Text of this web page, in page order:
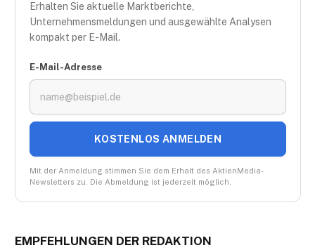
Erhalten Sie aktuelle Marktberichte,
Unternehmensmeldungen und ausgewählte Analysen
kompakt per E-Mail.
E-Mail-Adresse
KOSTENLOS ANMELDEN
Mit der Anmeldung stimmen Sie dem Erhalt des AktienMedia-
Newsletters zu. Die Abmeldung ist jederzeit möglich.
EMPFEHLUNGEN DER REDAKTION